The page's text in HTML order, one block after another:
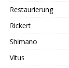
Restaurierung
Rickert
Shimano
Vitus